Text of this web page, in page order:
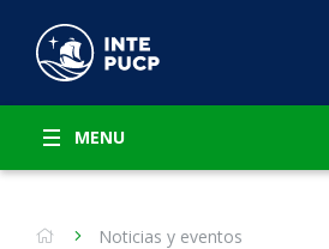
MENU
Noticias y eventos